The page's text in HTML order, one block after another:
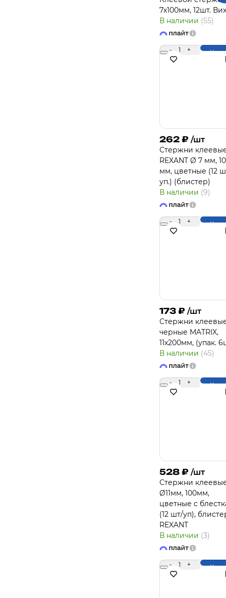
7х100мм, 12шт.
В наличии (55)
- 1 +
262 ₽ /шт
Стержни
REXANT Ø 7 мм,
мм, цветные (12
уп.) (блистер)
В наличии (9)
- 1 +
173 ₽ /шт
Стержни
черные MATRIX,
11х200мм, (упак.
В наличии (45)
- 1 +
528 ₽ /шт
Стержни
Ø11мм, 100мм,
цветные с
(12 шт/уп),
REXANT
В наличии (3)
- 1 +